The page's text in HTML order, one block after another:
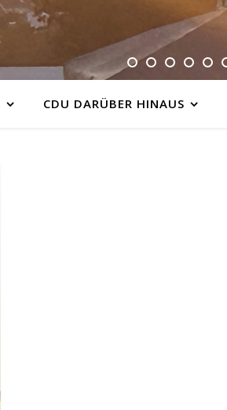
CDU DARÜBER HINAUS